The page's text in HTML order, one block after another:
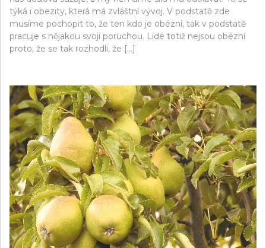
týká i obezity, která má zvláštní vývoj. V podstatě zde
musíme pochopit to, že ten kdo je obézní, tak v podstatě
pracuje s nějakou svojí poruchou. Lidé totiž nejsou obézní
proto, že se tak rozhodli, že […]